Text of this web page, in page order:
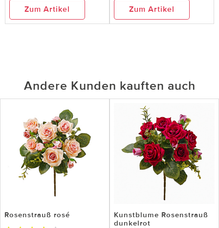
Zum Artikel Zum Artikel
Andere Kunden kauften auch
Rosenstrauß rosé
Kunstblume Rosenstrauß
dunkelrot